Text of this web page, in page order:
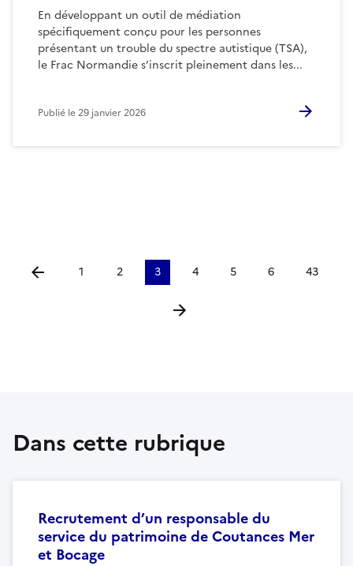
En développant un outil de médiation
spécifiquement conçu pour les personnes
présentant un trouble du spectre autistique (TSA),
le Frac Normandie s’inscrit pleinement dans les...
Publié le29 janvier 2026
Aller à la page précédente
1 2 3 4 5 6 43
Aller à la page suivante
Dans cette rubrique
Recrutement d’un responsable du
service du patrimoine de Coutances Mer
et Bocage